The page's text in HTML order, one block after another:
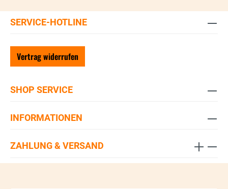
SERVICE-HOTLINE
Vertrag widerrufen
SHOP SERVICE
INFORMATIONEN
ZAHLUNG & VERSAND